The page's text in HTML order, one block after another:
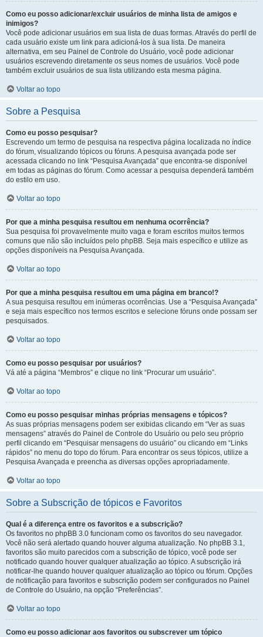
Como eu posso adicionar/excluir usuários de minha lista de amigos e
inimigos?
Você pode adicionar usuários em sua lista de duas formas. Através do perfil de
cada usuário existe um link para adicioná-los à sua lista. De maneira
alternativa, em seu Painel de Controle do Usuário, você pode adicionar
usuários escrevendo diretamente os seus nomes de usuários. Você pode
também excluir usuários de sua lista utilizando esta mesma página.
Voltar ao topo
Sobre a Pesquisa
Como eu posso pesquisar?
Escrevendo um termo de pesquisa na respectiva página localizada no índice
do fórum, visualizando tópicos ou fóruns. A pesquisa avançada pode ser
acessada clicando no link “Pesquisa Avançada” que encontra-se disponível
em todas as páginas do fórum. Como acessar a pesquisa dependerá também
do estilo em uso.
Voltar ao topo
Por que a minha pesquisa resultou em nenhuma ocorrência?
Sua pesquisa foi provavelmente muito vaga e foram escritos muitos termos
comuns que não são incluídos pelo phpBB. Seja mais específico e utilize as
opções disponíveis na Pesquisa Avançada.
Voltar ao topo
Por que a minha pesquisa resultou em uma página em branco!?
A sua pesquisa resultou em inúmeras ocorrências. Use a “Pesquisa Avançada”
e seja mais específico nos termos escritos e selecione fóruns onde possam ser
pesquisados.
Voltar ao topo
Como eu posso pesquisar por usuários?
Vá até a página “Membros” e clique no link “Procurar um usuário”.
Voltar ao topo
Como eu posso pesquisar minhas próprias mensagens e tópicos?
As suas próprias mensagens podem ser exibidas clicando em “Ver as suas
mensagens” através do Painel de Controle do Usuário ou pelo seu próprio
perfil clicando em “Pesquisar mensagens do usuário” ou clicando em “Links
rápidos” no menu do topo do fórum. Para encontrar os seus tópicos, utilize a
Pesquisa Avançada e preencha as diversas opções apropriadamente.
Voltar ao topo
Sobre a Subscrição de tópicos e Favoritos
Qual é a diferença entre os favoritos e a subscrição?
Os favoritos no phpBB 3.0 funcionam como os favoritos do seu navegador.
Você não será alertado quando houver alguma atualização. No phpBB 3.1,
favoritos são muito parecidos com a subscrição de tópico, você pode ser
notificado quando houver qualquer atualização ao tópico. A subscrição irá
notificar-lhe quando houver qualquer atualização ao tópico ou fórum. Opções
de notificação para favoritos e subscrição podem ser configurados no Painel
de Controle do Usuário, na opção “Preferências”.
Voltar ao topo
Como eu posso adicionar aos favoritos ou subscrever um tópico